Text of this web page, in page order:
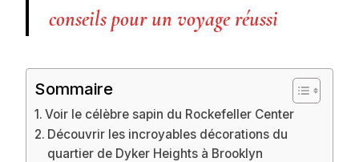
conseils pour un voyage réussi
Sommaire
Voir le célèbre sapin du Rockefeller Center
Découvrir les incroyables décorations du
quartier de Dyker Heights à Brooklyn